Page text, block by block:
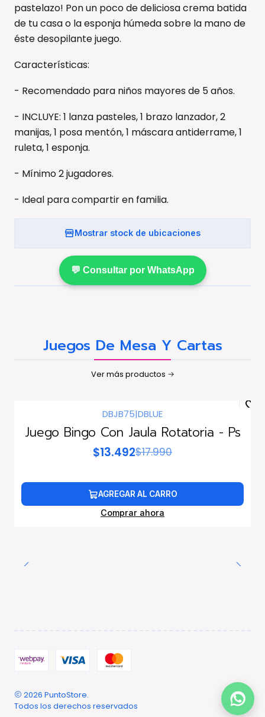
pastelazo! Pon un poco de deliciosa crema batida
de tu casa o la esponja húmeda sobre la mano de
éste desopilante juego.
Características:
- Recomendado para niños mayores de 5 años.
- INCLUYE: 1 lanza pasteles, 1 brazo lanzador, 2
manijas, 1 posa mentón, 1 máscara antiderrame, 1
ruleta, 1 esponja.
- Mínimo 2 jugadores.
- Ideal para compartir en familia.
Mostrar stock de ubicaciones
💬 Consultar por WhatsApp
Juegos De Mesa Y Cartas
Ver más productos
DBJB75|DBLUE
Juego Bingo Con Jaula Rotatoria - Ps
$13.492$17.990
AGREGAR AL CARRO
Comprar ahora
2026 PuntoStore.
Todos los derechos reservados